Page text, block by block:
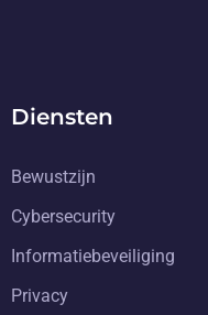
Diensten
Bewustzijn
Cybersecurity
Informatiebeveiliging
Privacy